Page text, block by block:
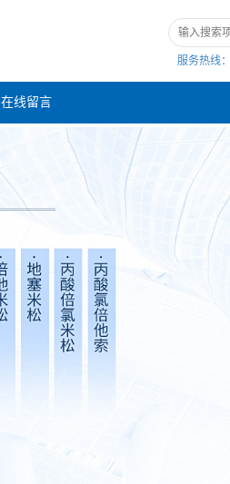
服务热线：
在线留言